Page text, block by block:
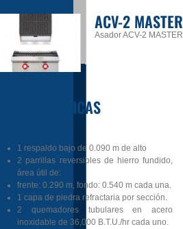
ACV-2 MASTER
Asador ACV-2 MASTER
CARACTERÍSTICAS
1 respaldo bajo de 0.090 m de alto
2 parrillas reversibles de hierro fundido,
área útil de:
frente: 0.290 m, fondo: 0.540 m cada una.
1 capa de piedra refractaria por sección.
2 quemadores tubulares en acero
inoxidable de 36,000 B.T.U./hr cada uno.